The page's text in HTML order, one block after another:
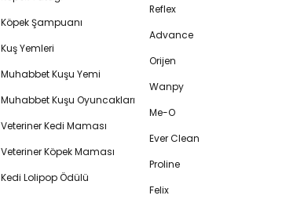
Köpek Şampuanı
Kuş Yemleri
Muhabbet Kuşu Yemi
Muhabbet Kuşu Oyuncakları
Veteriner Kedi Maması
Veteriner Köpek Maması
Kedi Lolipop Ödülü
Reflex
Advance
Orijen
Wanpy
Me-O
Ever Clean
Proline
Felix